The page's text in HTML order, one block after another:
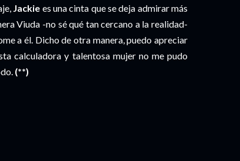
Jackie es una cinta que se deja admirar más
Viuda -no sé qué tan cercano a la realidad-
a él. Dicho de otra manera, puedo apreciar
calculadora y talentosa mujer no me pudo
(**)